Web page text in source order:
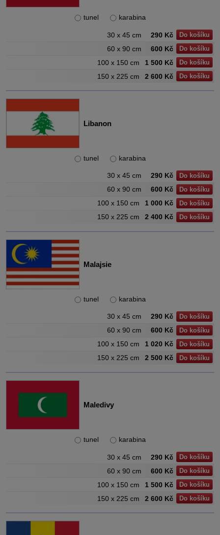
tunel karabina
30 x 45 cm 290 Kč Do košíku
60 x 90 cm 600 Kč Do košíku
100 x 150 cm 1 500 Kč Do košíku
150 x 225 cm 2 600 Kč Do košíku
Libanon
tunel karabina
30 x 45 cm 290 Kč Do košíku
60 x 90 cm 600 Kč Do košíku
100 x 150 cm 1 000 Kč Do košíku
150 x 225 cm 2 400 Kč Do košíku
Malajsie
tunel karabina
30 x 45 cm 290 Kč Do košíku
60 x 90 cm 600 Kč Do košíku
100 x 150 cm 1 020 Kč Do košíku
150 x 225 cm 2 500 Kč Do košíku
Maledivy
tunel karabina
30 x 45 cm 290 Kč Do košíku
60 x 90 cm 600 Kč Do košíku
100 x 150 cm 1 500 Kč Do košíku
150 x 225 cm 2 600 Kč Do košíku